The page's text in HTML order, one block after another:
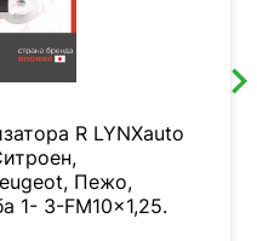
R LYNXauto
Пежо,
1- 3-FM10x1,25.